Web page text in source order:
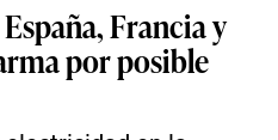
Francia y
por posible